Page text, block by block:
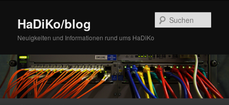
wechselnHaDiKo/blog
Neuigkeiten und Informationen rund ums HaDiKo